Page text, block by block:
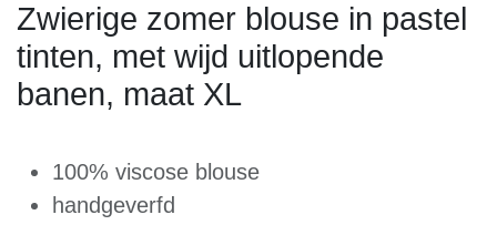
Zwierige zomer blouse in pastel
tinten, met wijd uitlopende
banen, maat XL
100% viscose blouse
handgeverfd